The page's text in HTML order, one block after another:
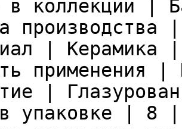
в коллекции |
| Керамика |
применения
|
упаковке | 8 |